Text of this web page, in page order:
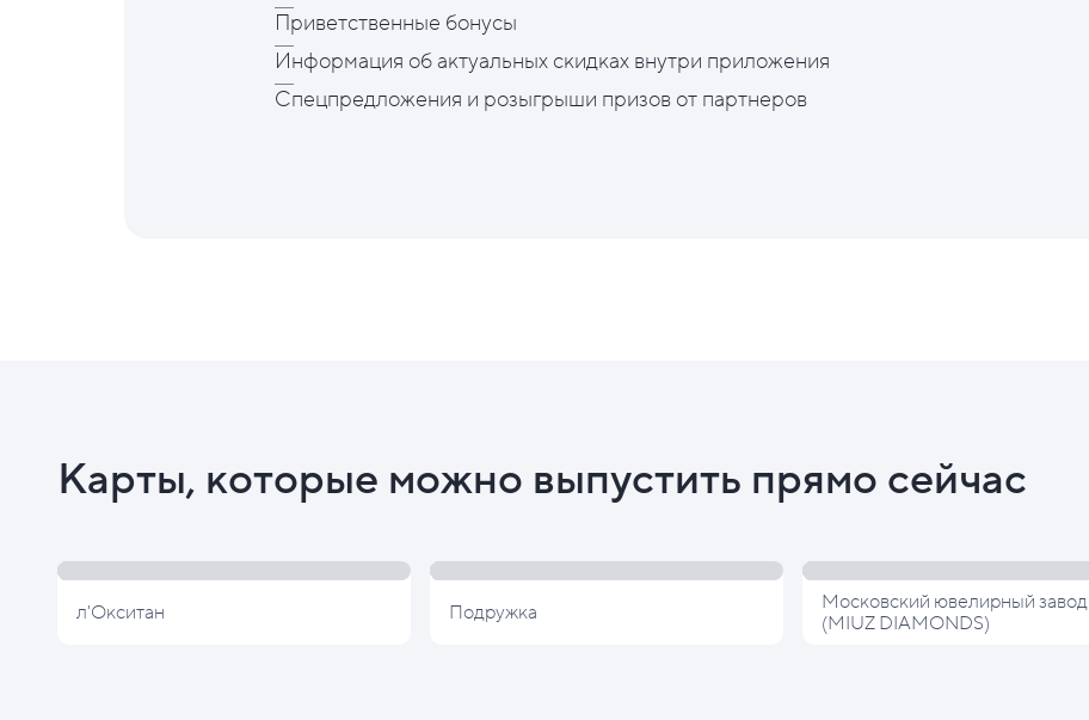
Приветственные бонусы
Информация об актуальных скидках внутри приложения
Спецпредложения и розыгрыши призов от партнеров
Карты, которые можно выпустить прямо сейчас
л'Окситан Подружка
Московский ювелирный завод
(MIUZ DIAMONDS)